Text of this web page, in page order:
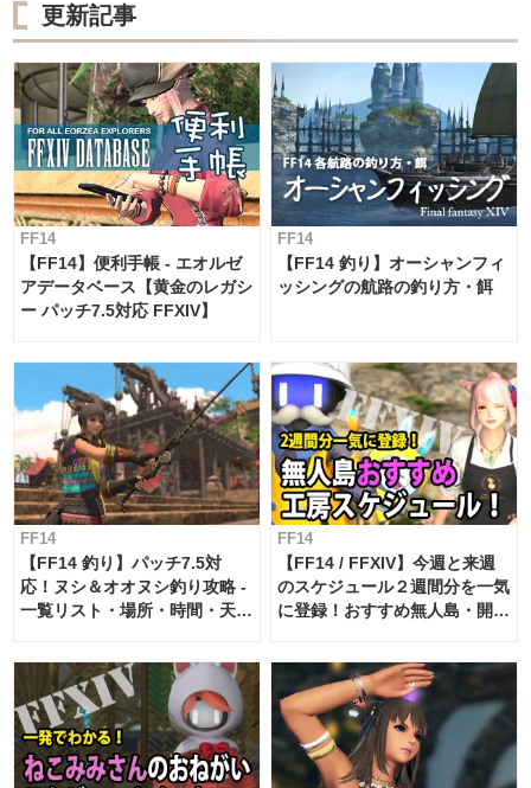
更新記事
FF14
【FF14】便利手帳 - エオルゼ
アデータベース【黄金のレガシ
ー パッチ7.5対応 FFXIV】
FF14
【FF14 釣り】オーシャンフィ
ッシングの航路の釣り方・餌
FF14
【FF14 釣り】パッチ7.5対
応！ヌシ＆オオヌシ釣り攻略 -
一覧リスト・場所・時間・天
FF14
【FF14 / FFXIV】今週と来週
のスケジュール２週間分を一気
に登録！おすすめ無人島・開拓